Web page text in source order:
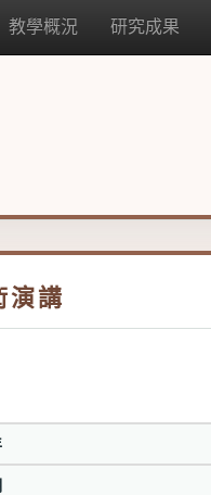
教學概況 研究成果
演講